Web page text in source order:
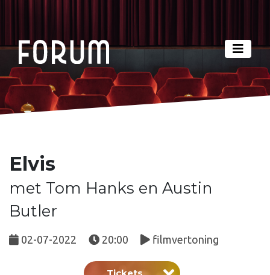
Elvis
met Tom Hanks en Austin
Butler
02-07-2022 20:00 filmvertoning
Tickets